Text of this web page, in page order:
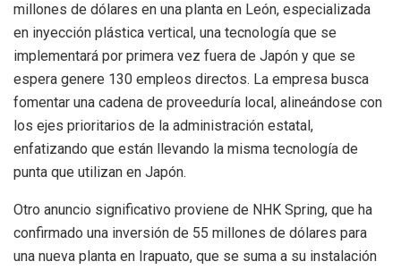
millones de dólares en una planta en León, especializada
en inyección plástica vertical, una tecnología que se
implementará por primera vez fuera de Japón y que se
espera genere 130 empleos directos. La empresa busca
fomentar una cadena de proveeduría local, alineándose con
los ejes prioritarios de la administración estatal,
enfatizando que están llevando la misma tecnología de
punta que utilizan en Japón.
Otro anuncio significativo proviene de NHK Spring, que ha
confirmado una inversión de 55 millones de dólares para
una nueva planta en Irapuato, que se suma a su instalación